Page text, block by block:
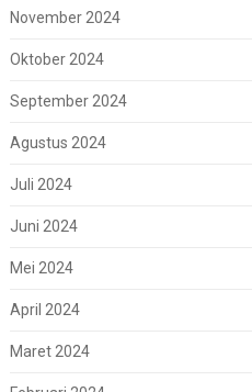
November 2024
Oktober 2024
September 2024
Agustus 2024
Juli 2024
Juni 2024
Mei 2024
April 2024
Maret 2024